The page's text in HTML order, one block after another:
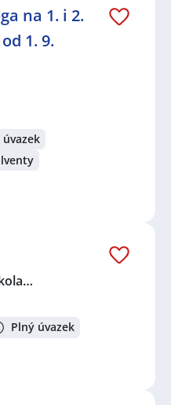
na 1. i 2.
1. 9.
Plný úvazek